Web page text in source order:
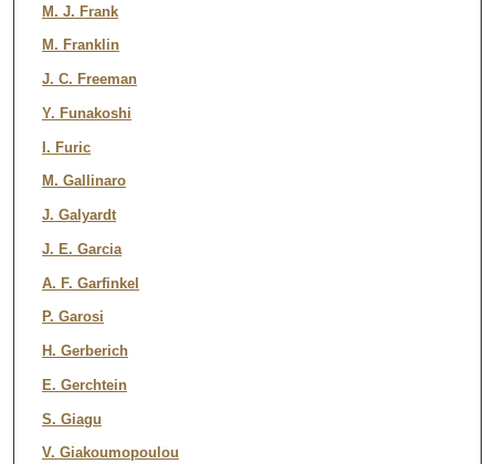
M. J. Frank
M. Franklin
J. C. Freeman
Y. Funakoshi
I. Furic
M. Gallinaro
J. Galyardt
J. E. Garcia
A. F. Garfinkel
P. Garosi
H. Gerberich
E. Gerchtein
S. Giagu
V. Giakoumopoulou